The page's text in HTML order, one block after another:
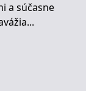
a súčasne